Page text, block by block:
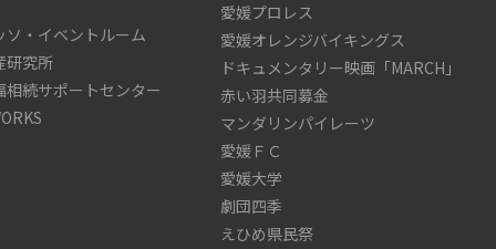
ソ・イベントルーム
研究所
相続サポートセンター
愛媛プロレス
愛媛オレンジバイキングス
ドキュメンタリー映画「MARCH」
赤い羽共同募金
マンダリンパイレーツ
愛媛ＦＣ
愛媛大学
劇団四季
えひめ県民祭